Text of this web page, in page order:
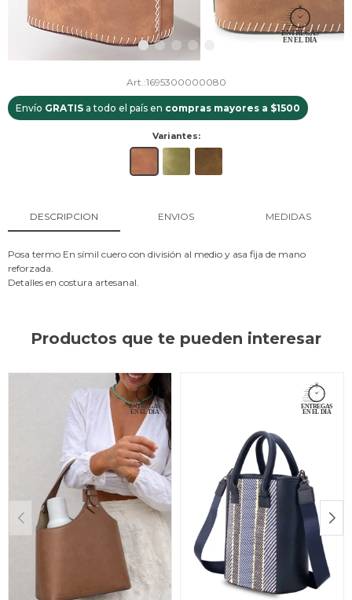
1695300000080
Envío GRATIS a todo el país en compras mayores a $1500
Variantes:
DESCRIPCION ENVIOS MEDIDAS
Posa termo En símil cuero con división al medio y asa fija de mano
reforzada.
Detalles en costura artesanal.
Productos que te pueden interesar